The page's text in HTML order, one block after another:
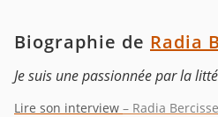
Biographie de Radia
Je suis une passionnée par la
Lire son interview – Radia Bercisse